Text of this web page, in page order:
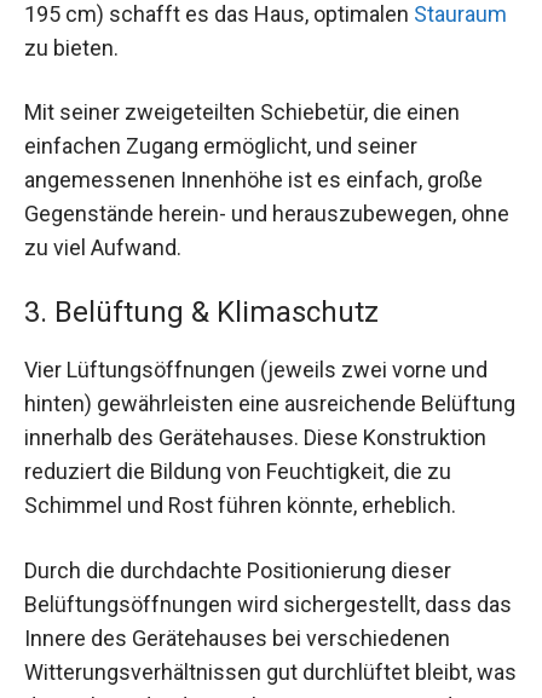
195 cm) schafft es das Haus, optimalen Stauraum
zu bieten.
Mit seiner zweigeteilten Schiebetür, die einen
einfachen Zugang ermöglicht, und seiner
angemessenen Innenhöhe ist es einfach, große
Gegenstände herein- und herauszubewegen, ohne
zu viel Aufwand.
3. Belüftung & Klimaschutz
Vier Lüftungsöffnungen (jeweils zwei vorne und
hinten) gewährleisten eine ausreichende Belüftung
innerhalb des Gerätehauses. Diese Konstruktion
reduziert die Bildung von Feuchtigkeit, die zu
Schimmel und Rost führen könnte, erheblich.
Durch die durchdachte Positionierung dieser
Belüftungsöffnungen wird sichergestellt, dass das
Innere des Gerätehauses bei verschiedenen
Witterungsverhältnissen gut durchlüftet bleibt, was